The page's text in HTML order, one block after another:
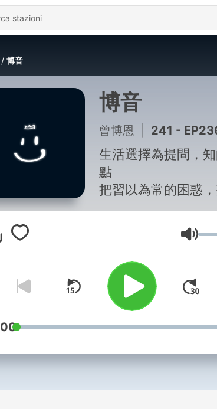
博音
博音
曾博恩 241 - EP236 | 秘技揭露：如何用 AI
生活選擇為提問，
點
把習以為常的困惑
理解的思考
從日常出發，一步
面對的人生問題
⧉ #薩泰爾娛樂 ⧉
≡ Podcast商業合作
信：
月城南廣告≡